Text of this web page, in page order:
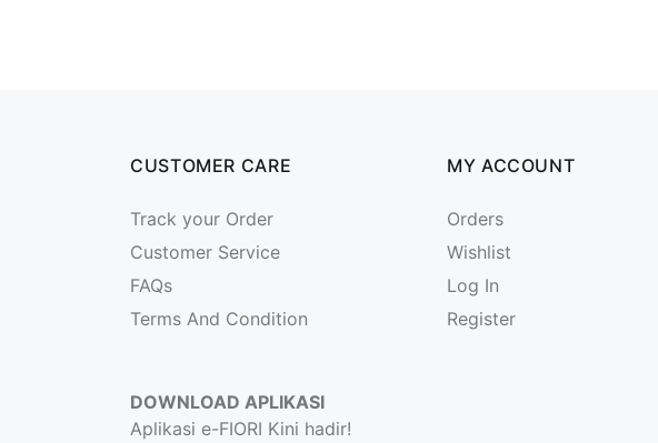
CUSTOMER CARE
Track your Order
Customer Service
FAQs
Terms And Condition
DOWNLOAD APLIKASI
Aplikasi e-FIORI Kini hadir!
MY ACCOUNT
Orders
Wishlist
Log In
Register